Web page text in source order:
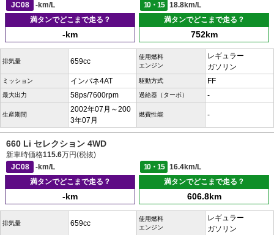
JC08
-km/L 10・15
18.8km/L
満タンでどこまで走る？
-km
満タンでどこまで走る？
752km
排気量 659cc
使用燃料
エンジン
レギュラー
ガソリン
ミッション インパネ4AT 駆動方式 FF
最大出力 58ps/7600rpm 過給器（ターボ） -
生産期間
2002年07月～200
3年07月
燃費性能 -
660 Li セレクション 4WD
新車時価格115.6万円(税抜)
JC08
-km/L 10・15
16.4km/L
満タンでどこまで走る？
-km
満タンでどこまで走る？
606.8km
排気量 659cc
使用燃料
エンジン
レギュラー
ガソリン